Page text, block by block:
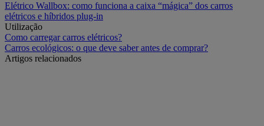
Elétrico Wallbox: como funciona a caixa “mágica” dos carros
elétricos e híbridos plug-in
Utilização
Como carregar carros elétricos?
Carros ecológicos: o que deve saber antes de comprar?
Artigos relacionados